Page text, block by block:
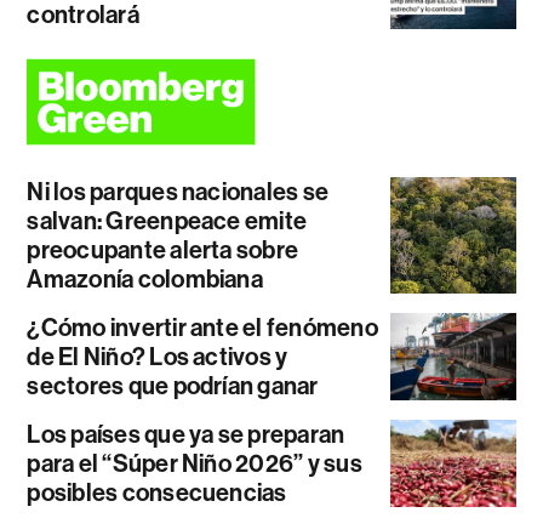
controlará
Ni los parques nacionales se
salvan: Greenpeace emite
preocupante alerta sobre
Amazonía colombiana
¿Cómo invertir ante el fenómeno
de El Niño? Los activos y
sectores que podrían ganar
Los países que ya se preparan
para el “Súper Niño 2026” y sus
posibles consecuencias